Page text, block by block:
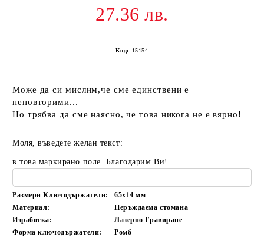
27.36 лв.
Код: 15154
Може да си мислим,че сме единствени е
неповторими...
Но трябва да сме наясно, че това никога не е вярно!
Моля, въведете желан текст:
в това маркирано поле. Благодарим Ви!
Размери Ключодържатели: 65x14мм
Материал:
Неръждаема стомана
Изработка:
Лазерно Гравиране
Форма ключодържатели:
Ромб